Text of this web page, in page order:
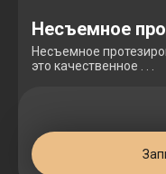
Несъемное
Несъемное
это качественное . . .